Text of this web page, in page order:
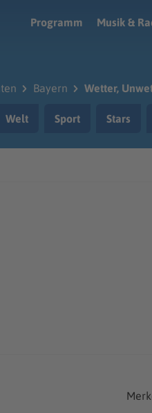
Programm
Musik &
Bayern Wetter,
Welt Sport Stars